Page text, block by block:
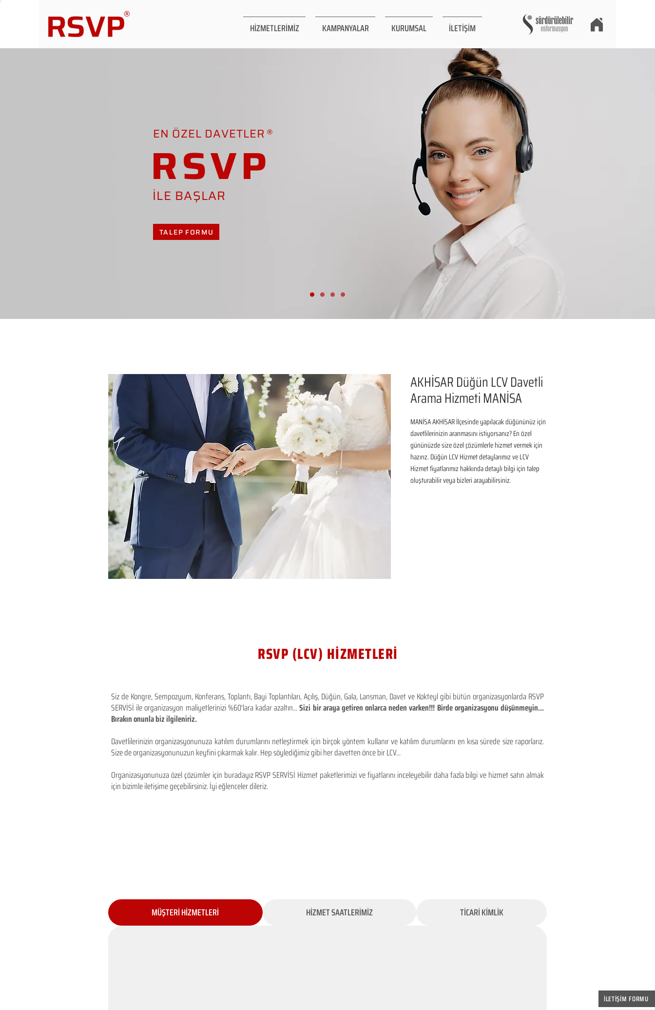
HİZMETLERİMİZ KAMPANYALAR KURUMSAL İLETİŞİM
İLETİŞİM FORMU
EN ÖZEL DAVETLER
RSVP
İLE BAŞLAR
TALEP FORMU
AKHİSAR Düğün LCV Davetli
Arama Hizmeti MANİSA
MANİSA AKHİSAR İlçesinde yapılacak düğününüz için
davetlilerinizin aranmasını istiyorsanız? En özel
gününüzde size özel çözümlerle hizmet vermek için
hazırız. Düğün LCV Hizmet detaylarımız ve LCV
Hizmet fiyatlarımız hakkında detaylı bilgi için talep
oluşturabilir veya bizleri arayabilirsiniz.
RSVP (LCV) HİZMETLERİ
Siz de Kongre, Sempozyum, Konferans, Toplantı, Bayi Toplantıları, Açılış, Düğün, Gala, Lansman, Davet ve Kokteyl gibi bütün organizasyonlarda RSVP
SERVİSİ ile organizasyon maliyetlerinizi %60'lara kadar azaltın...Sizi bir araya getiren onlarca neden varken!!! Birde organizasyonu düşünmeyin...
Bırakın onunla biz ilgileniriz.
Davetlilerinizin organizasyonunuza katılım durumlarını netleştirmek için birçok yöntem kullanır ve katılım durumlarını en kısa sürede size raporlarız.
Size de organizasyonunuzun keyfini çıkarmak kalır. Hep söylediğimiz gibi her davetten önce bir LCV...
Organizasyonunuza özel çözümler için buradayız RSVP SERVİSİ Hizmet paketlerimizi ve fiyatlarını inceleyebilir daha fazla bilgi ve hizmet satın almak
için bizimle iletişime geçebilirsiniz. İyi eğlenceler dileriz.
MÜŞTERİ HİZMETLERİ HİZMET SAATLERİMİZ TİCARİ KİMLİK